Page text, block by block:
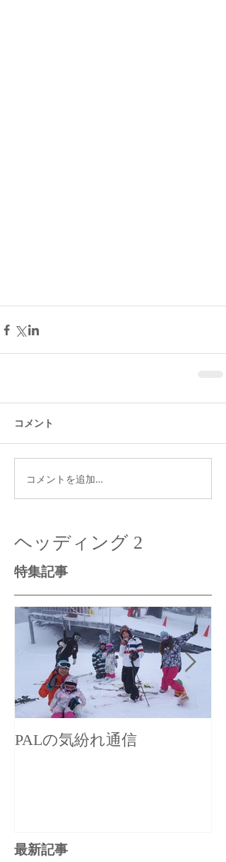
コメント
コメントを追加…
ヘッディング 2
特集記事
PALの気紛れ通信
最新記事